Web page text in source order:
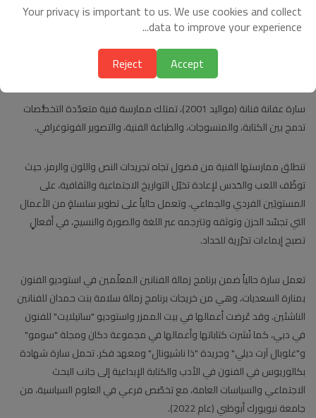
سارة عفانة فنانة (مواليد 2001)، تمتلك ممارسة فنية متعدّدة التخصُّصات
تدمج بين الكتابة، والمنسوجات، والطباعة الفنية، والتصوير الفوتوغرافي.
تنطلق ممارستها الفنية من فضول تجاه تجريدات النص واللون والرمز، حيث
توظّف اللعب والحَدس لإعادة تخيّل التواريخ الاجتماعية والثقافية، على
المستويَين الفردي والجماعي. وتعمل حالياً على تطوير سلسلةٍ من الأعمال
التي تجسّد الحزن وتوثقه وتترجمه عبر اللغة والصورة والنسيج، في أفعالٍ
تصبح إيماءات تحرّرية للحداد.
تعمل سارة حالياً ضمن برنامج زمالة الفنانين المعلّمين في استوديو الفنون
بمنارة السعديات، وهي من خريجات برنامج زمالة سلامة بنت حمدان للفنانين
الناشئين. وقد عُرضت أعمالها في بيت الممزر واستوديو "ساتيلايت" للفنون
في دبي، كما نُشرت كتاباتها وأعمالها في مجموعة دكان ومجلة "سومو"
و"غلوبال آرت ديلي" وجريدة "ذا ناشيونال" ومعهد فكر. تحمل سارة شهادة
بكالوريوس في الفنون في الأدب والكتابة الإبداعية إلى جانب البحث
الاجتماعي والسياسات العامة، مع تخصّص فرعي في العلوم السياسية، من
جامعة نيويورك أبوظبي (عام 2022).
Your privacy is important to us. We use cookies and collect
data to improve your experience...
Accept
Reject